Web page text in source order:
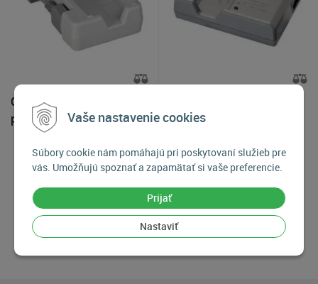
Vaše nastavenie cookies
Súbory cookie nám pomáhajú pri poskytovaní služieb pre
vás. Umožňujú spoznať a zapamätať si vaše preferencie.
Prijať
Nastaviť
Olympus UC-92 Nabíjačka
pre akumulátor Olympus
Li-90B
57,90€
pre akumulátor Olympus
49,90€
Produkty:6| Aktuálna strana:1/1